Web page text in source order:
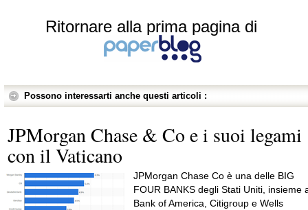
Ritornare alla prima pagina di
Possono interessarti anche questi articoli :
JPMorgan Chase & Co e i suoi legami
con il Vaticano
JPMorgan Chase Co è una delle BIG
FOUR BANKS degli Stati Uniti, insieme
Bank of America, Citigroup e Wells